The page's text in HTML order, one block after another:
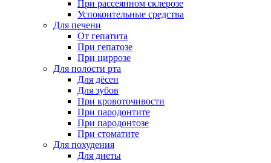
При рассеянном склерозе
Успокоительные средства
Для печени
От гепатита
При гепатозе
При циррозе
Для полости рта
Для дёсен
Для зубов
При кровоточивости
При пародонтите
При пародонтозе
При стоматите
Для похудения
Для диеты